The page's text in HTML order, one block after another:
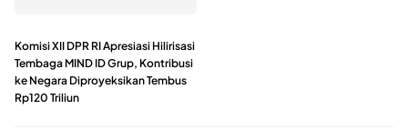
Komisi XII DPR RI Apresiasi Hilirisasi
Tembaga MIND ID Grup, Kontribusi
ke Negara Diproyeksikan Tembus
Rp120 Triliun